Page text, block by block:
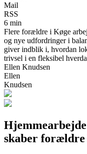
Mail
RSS
6 min
Flere forældre i Køge
og nye udfordringer i
giver indblik i, hvordan
trivsel i en fleksibel
Ellen Knudsen
Ellen
Knudsen
skaber forældre